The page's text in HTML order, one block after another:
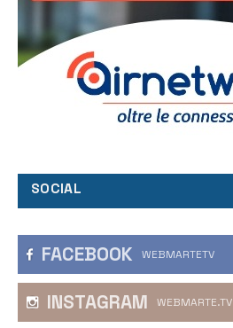
SOCIAL
FACEBOOK WEBMARTETV
INSTAGRAM WEBMARTE.TV